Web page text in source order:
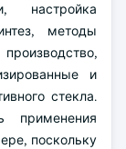
настройка
методы
и
стекла.
применения
поскольку